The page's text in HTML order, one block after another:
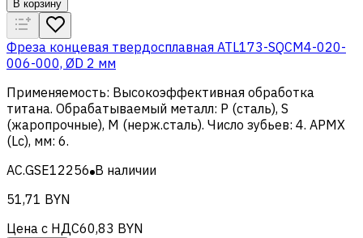
В корзину
Фреза концевая твердосплавная ATL173-SQCM4-020-
006-000, ØD 2 мм
Применяемость: Высокоэффективная обработка
титана. Обрабатываемый металл: Р (сталь), S
(жаропрочные), M (нерж.сталь). Число зубьев: 4. APMX
(Lc), мм: 6.
AC.GSE12256 В наличии
51,71 BYN
Цена с НДС60,83 BYN